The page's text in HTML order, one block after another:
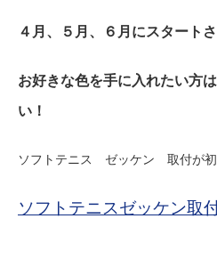
４月、５月、６月にスタート
お好きな色を手に入れたい方は
い！
ソフトテニス ゼッケン 取付が初
ソフトテニスゼッケン取